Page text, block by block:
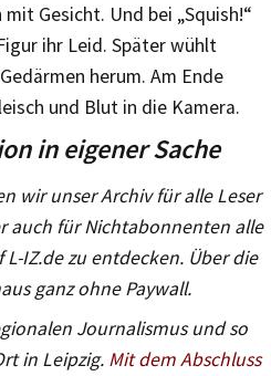
Gesicht. Und bei „Squish!“
ihr Leid. Später wühlt
herum. Am Ende
und Blut in die Kamera.
in eigener Sache
wir unser Archiv für alle Leser
auch für Nichtabonnenten alle
IZ.de zu entdecken. Über die
ganz ohne Paywall.
Journalismus und so
in Leipzig. Mit dem Abschluss